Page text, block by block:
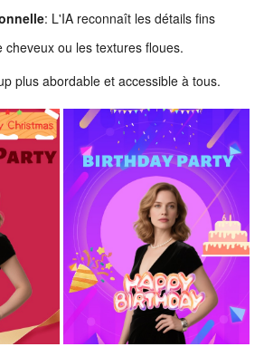
: L'IA reconnaît les détails fins
ou les textures floues.
plus abordable et accessible à tous.